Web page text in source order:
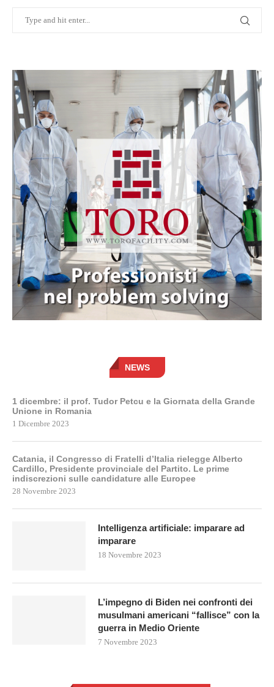
NEWS
1 dicembre: il prof. Tudor Petcu e la Giornata della Grande
Unione in Romania
1 Dicembre 2023
Catania, il Congresso di Fratelli d’Italia rielegge Alberto
Cardillo, Presidente provinciale del Partito. Le prime
indiscrezioni sulle candidature alle Europee
28 Novembre 2023
Intelligenza artificiale: imparare ad
imparare
18 Novembre 2023
L’impegno di Biden nei confronti dei
musulmani americani “fallisce” con la
guerra in Medio Oriente
7 Novembre 2023